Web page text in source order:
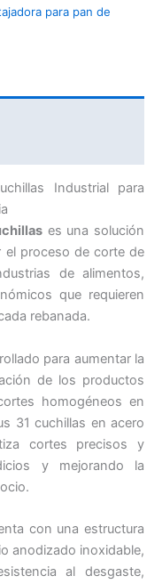
para pan de
Industrial para
es una solución
el proceso de corte de
de alimentos,
que requieren
rebanada.
para aumentar la
de los productos
homogéneos en
31 cuchillas en acero
cortes precisos y
y mejorando la
con una estructura
anodizado inoxidable,
al desgaste,